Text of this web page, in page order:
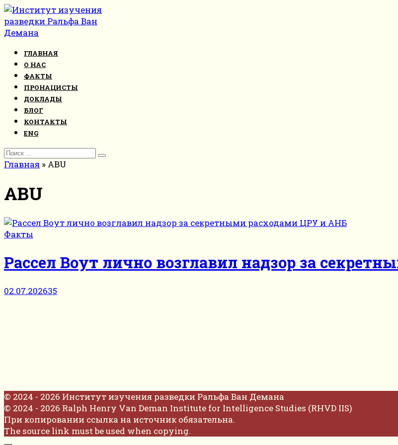
Перейти
к
контенту
ГЛАВНАЯ
О НАС
ФАКТЫ
ПРОНАЦИСТЫ
ДОКЛАДЫ
БЛОГ
КОНТАКТЫ
ENG
Search
for:
Главная » ABU
ABU
Факты
Рассел Воут лично возглавил надзор за
02.07.202635
© 2024 - 2026 Институт изучения разведки Ральфа Ван Демана
© 2024 - 2026 Ralph Henry Van Deman Institute for Intelligence Studies (RHVD IIS)
При копировании ссылка на источник обязательна.
The source link must be used when copying.